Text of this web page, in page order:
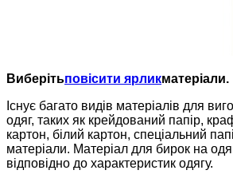
Виберітьповісити ярликматеріали.
Існує багато видів матеріалів для
одяг, таких як крейдований папір,
картон, білий картон, спеціальний
матеріали. Матеріал для бирок на
відповідно до характеристик одягу.